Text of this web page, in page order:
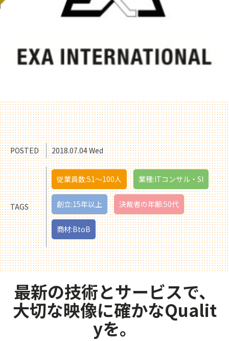
POSTED 2018.07.04 Wed
TAGS
従業員数:51〜100人 業種:ITコンサル・SI
創立:15年以上 決裁者の年齢:50代
商材:BtoB
最新の技術とサービスで、
大切な映像に確かなQualit
yを。